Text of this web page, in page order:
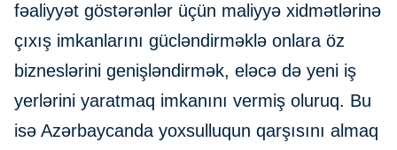
fəaliyyət göstərənlər üçün maliyyə xidmətlərinə
çıxış imkanlarını gücləndirməklə onlara öz
bizneslərini genişləndirmək, eləcə də yeni iş
yerlərini yaratmaq imkanını vermiş oluruq. Bu
isə Azərbaycanda yoxsulluqun qarşısını almaq